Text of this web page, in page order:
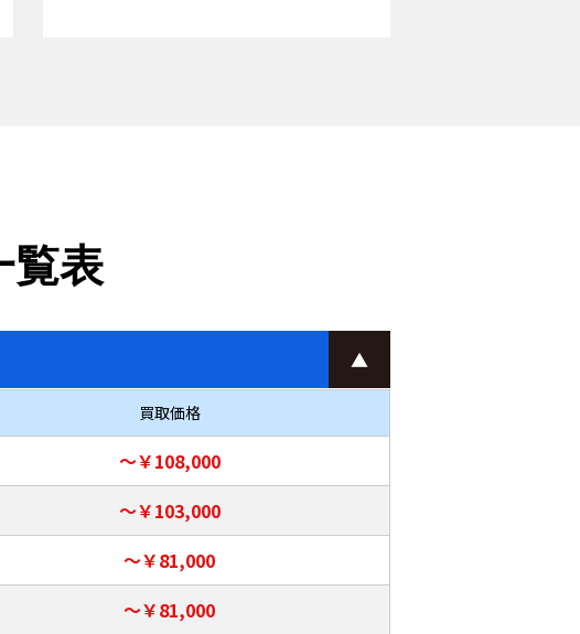
覧表
買取価格
～￥108,000
～￥103,000
～￥81,000
～￥81,000